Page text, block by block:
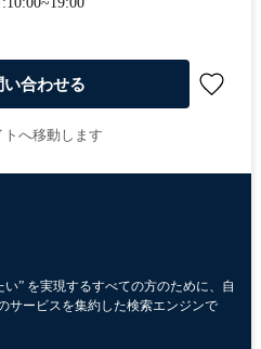
合わせる
へ移動します
” を実現するすべての方のために、自
サービスを集約した検索エンジンで